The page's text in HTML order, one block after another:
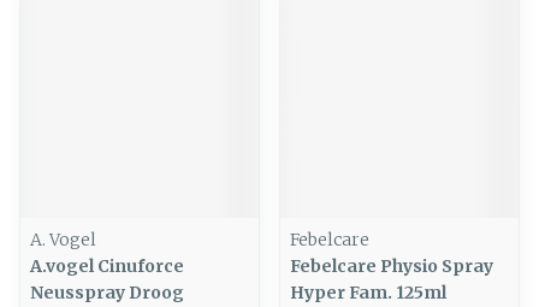
A. Vogel
A.vogel Cinuforce
Neusspray Droog
Febelcare
Febelcare Physio Spray
Hyper Fam. 125ml